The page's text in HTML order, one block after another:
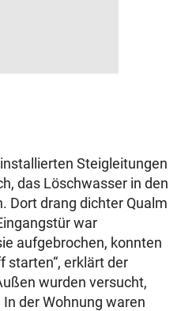
Steigleitungen
das Löschwasser in den
Dort drang dichter Qualm
war
aufgebrochen, konnten
starten“, erklärt der
wurden versucht,
der Wohnung waren